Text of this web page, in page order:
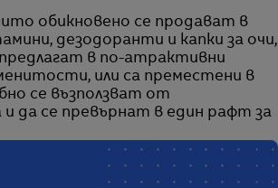
обикновено се продават в
дезодоранти и капки за очи,
в по-атрактивни
или са преместени в
се възползват от
да се превърнат в един рафт за